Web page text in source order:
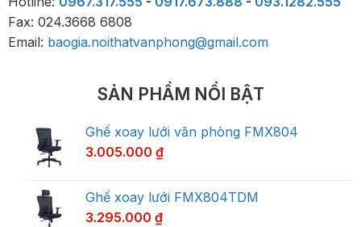
Fax: 024.3668 6808
Email: baogia.noithatvanphong@gmail.com
SẢN PHẨM NỔI BẬT
Ghế xoay lưới văn phòng FMX804
3.005.000 ₫
Ghế xoay lưới FMX804TDM
3.295.000 ₫